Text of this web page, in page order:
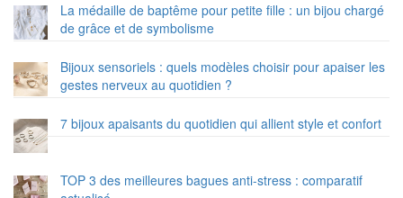
La médaille de baptême pour petite fille : un bijou chargé
de grâce et de symbolisme
Bijoux sensoriels : quels modèles choisir pour apaiser les
gestes nerveux au quotidien ?
7 bijoux apaisants du quotidien qui allient style et confort
TOP 3 des meilleures bagues anti-stress : comparatif